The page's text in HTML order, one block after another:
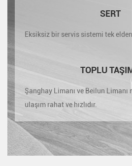
SERT
Eksiksiz bir servis sistemi tek
TOPLU
Şanghay Limanı ve Beilun Limanı
ulaşım rahat ve hızlıdır.